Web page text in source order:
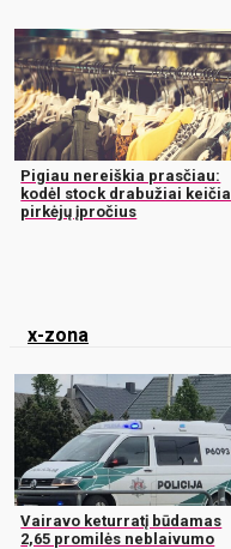
Pigiau nereiškia prasčiau:
kodėl stock drabužiai keičia
pirkėjų įpročius
x-zona
Vairavo keturratį būdamas
2,65 promilės neblaivumo